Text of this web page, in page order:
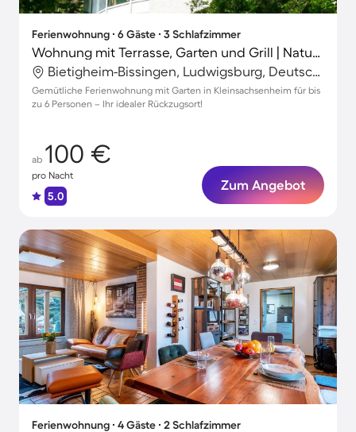
Ferienwohnung ∙ 6 Gäste ∙ 3 Schlafzimmer
Wohnung mit Terrasse, Garten und Grill | Naturblick
Bietigheim-Bissingen, Ludwigsburg, Deutschland
Gemütliche Ferienwohnung mit Garten in Kleinsachsenheim für bis
zu 6 Personen – Ihr idealer Rückzugsort!
ab 100 €
pro Nacht
5.0
Zum Angebot
Ferienwohnung ∙ 4 Gäste ∙ 2 Schlafzimmer